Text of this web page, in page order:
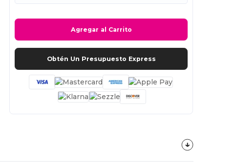
Agregar al Carrito
Obtén Un Presupuesto Express